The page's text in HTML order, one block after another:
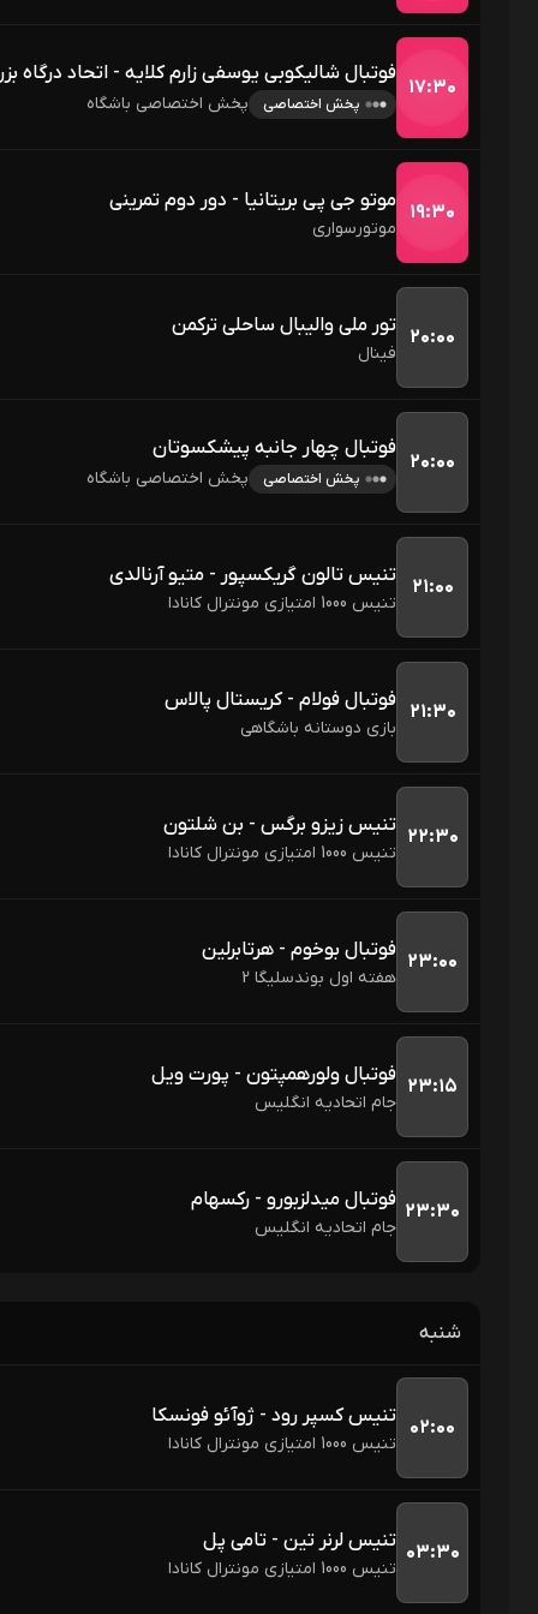
۱۷:۳۰
فوتبال شالیکوبی یوسفی زارم کلایه - اتحاد درگاه
پخش اختصاصی پخش اختصاصی باشگاه
۱۹:۳۰ موتو جی پی بریتانیا - دور دوم تمرینی
موتورسواری
۲۰:۰۰ تور ملی والیبال ساحلی ترکمن
فینال
۲۰:۰۰
فوتبال چهار جانبه پیشکسوتان
پخش اختصاصی پخش اختصاصی باشگاه
۲۱:۰۰ تنیس تالون گریکسپور - متیو آرنالدی
تنیس 1000 امتیازی مونترال کانادا
۲۱:۳۰ فوتبال فولام - کریستال پالاس
بازی دوستانه باشگاهی
۲۲:۳۰ تنیس زیزو برگس - بن شلتون
تنیس 1000 امتیازی مونترال کانادا
۲۳:۰۰ فوتبال بوخوم - هرتابرلین
هفته اول بوندسلیگا 2
۲۳:۱۵ فوتبال ولورهمپتون - پورت ویل
جام اتحادیه انگلیس
۲۳:۳۰ فوتبال میدلزبورو - رکسهام
جام اتحادیه انگلیس
شنبه
۰۲:۰۰ تنیس کسپر رود - ژوآئو فونسکا
تنیس 1000 امتیازی مونترال کانادا
۰۳:۳۰ تنیس لرنر تین - تامی پل
تنیس 1000 امتیازی مونترال کانادا